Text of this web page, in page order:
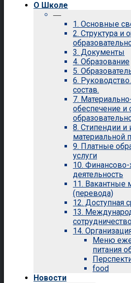
О Школе
—
1. Основные
2. Структура и
3. Документы
4. Образование
5.
6.
состав.
7.
обеспечение и
8. Стипендии
материальной
9. Платные
услуги
10. Финансово-
деятельность
11. Вакантные
(перевода)
12. Доступная
13.
14.
Меню
питания
food
Новости